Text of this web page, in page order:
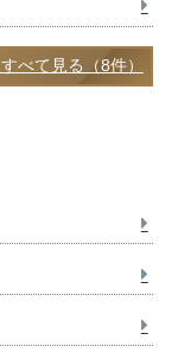
すべて見る（8件）